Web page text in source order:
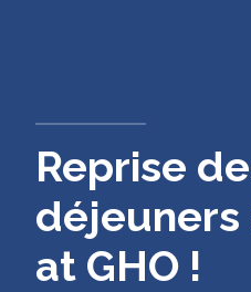
Reprise
déjeuners
at GHO !